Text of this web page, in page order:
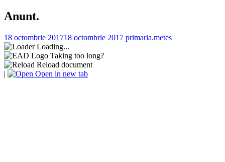
Anunt.
18 octombrie 201718 octombrie 2017 primaria.metes
Loading...
Taking too long?
Reload document
|
Open in new tab